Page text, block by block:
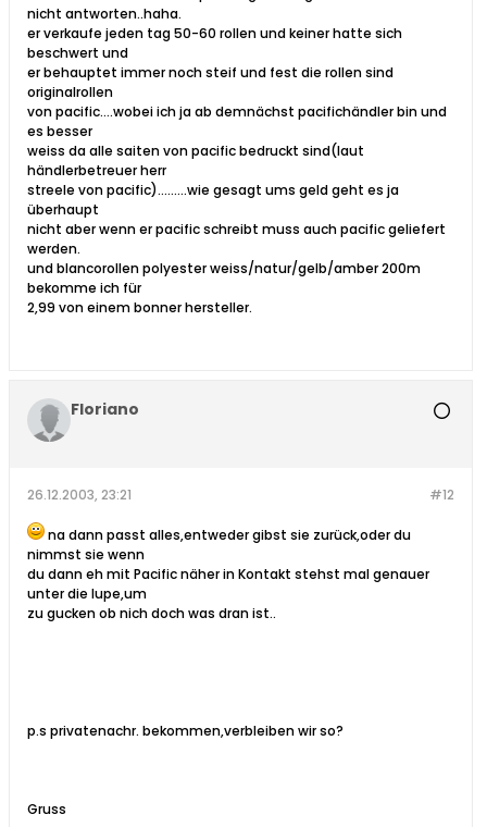
nicht antworten..haha.
er verkaufe jeden tag 50-60 rollen und keiner hatte sich
beschwert und
er behauptet immer noch steif und fest die rollen sind
originalrollen
von pacific....wobei ich ja ab demnächst pacifichändler bin und
es besser
weiss da alle saiten von pacific bedruckt sind(laut
händlerbetreuer herr
streele von pacific).........wie gesagt ums geld geht es ja
überhaupt
nicht aber wenn er pacific schreibt muss auch pacific geliefert
werden.
und blancorollen polyester weiss/natur/gelb/amber 200m
bekomme ich für
2,99 von einem bonner hersteller.
Floriano
#12
26.12.2003, 23:21
na dann passt alles,entweder gibst sie zurück,oder du
nimmst sie wenn
du dann eh mit Pacific näher in Kontakt stehst mal genauer
unter die lupe,um
zu gucken ob nich doch was dran ist..
p.s privatenachr. bekommen,verbleiben wir so?
Gruss